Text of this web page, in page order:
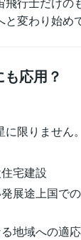
変わり始め
応用？
限りません。
宅建設
展途上国で
地域への適